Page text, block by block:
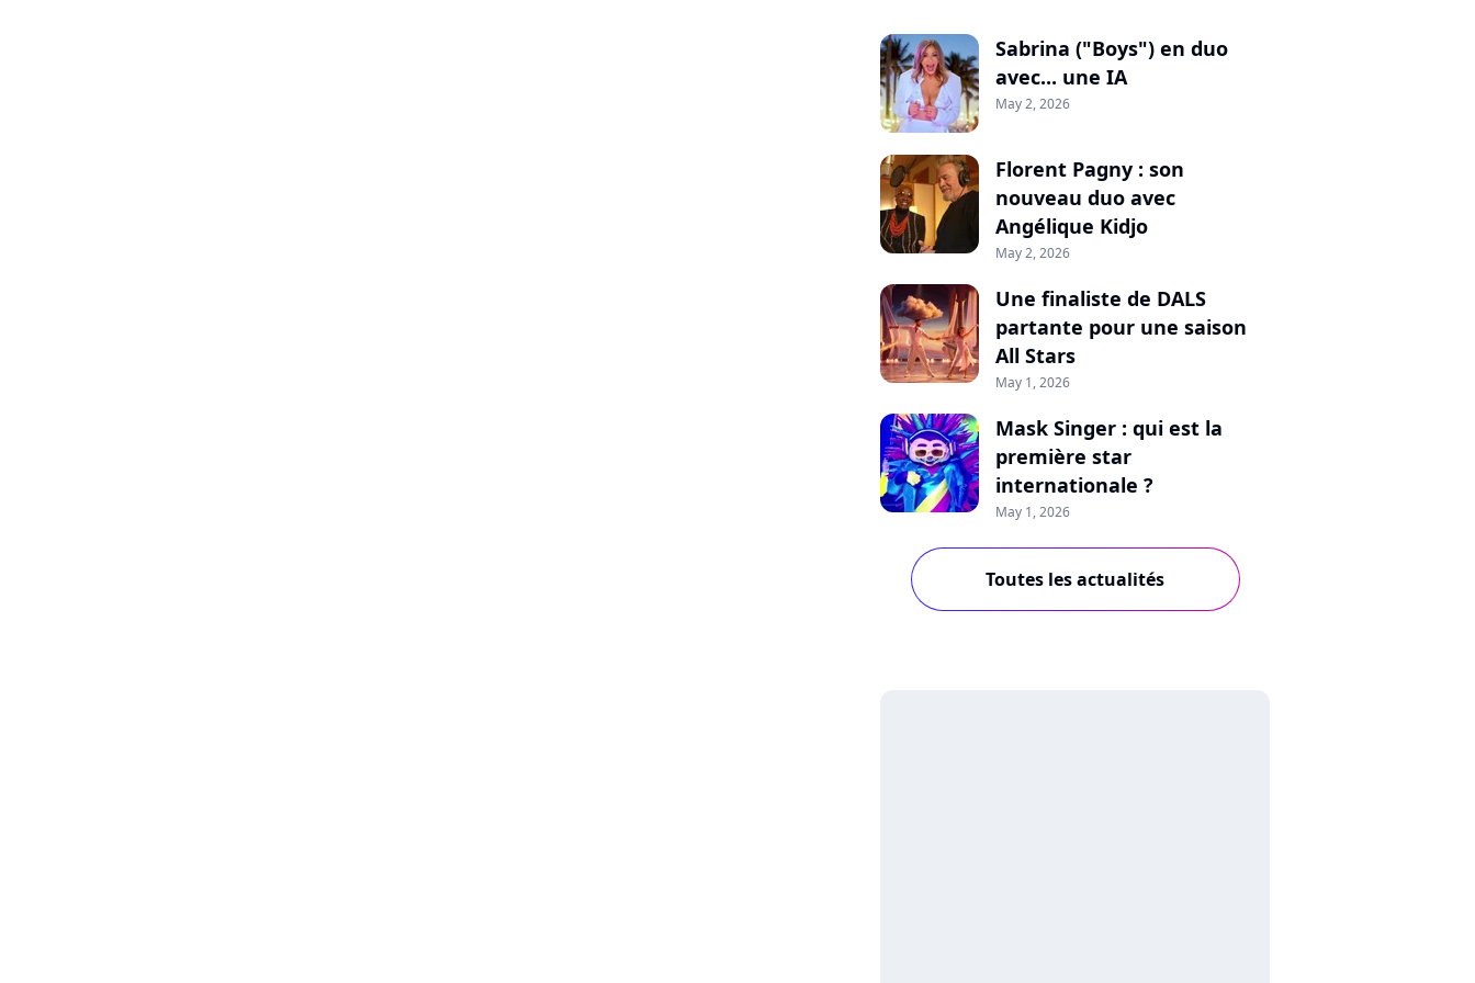
Sabrina ("Boys") en duo
avec... une IA
May 2, 2026
Florent Pagny : son
nouveau duo avec
Angélique Kidjo
May 2, 2026
Une finaliste de DALS
partante pour une saison
All Stars
May 1, 2026
Mask Singer : qui est la
première star
internationale ?
May 1, 2026
Toutes les actualités